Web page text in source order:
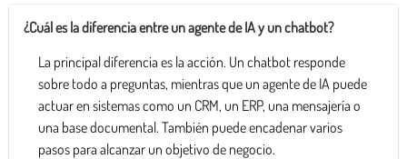
¿Cuál es la diferencia entre un agente de IA y un chatbot?
La principal diferencia es la acción. Un chatbot responde
sobre todo a preguntas, mientras que un agente de IA puede
actuar en sistemas como un CRM, un ERP, una mensajería o
una base documental. También puede encadenar varios
pasos para alcanzar un objetivo de negocio.